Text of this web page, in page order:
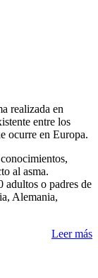
realizada en
entre los
ocurre en Europa.
al asma.
adultos o padres de
Alemania,
Leer más